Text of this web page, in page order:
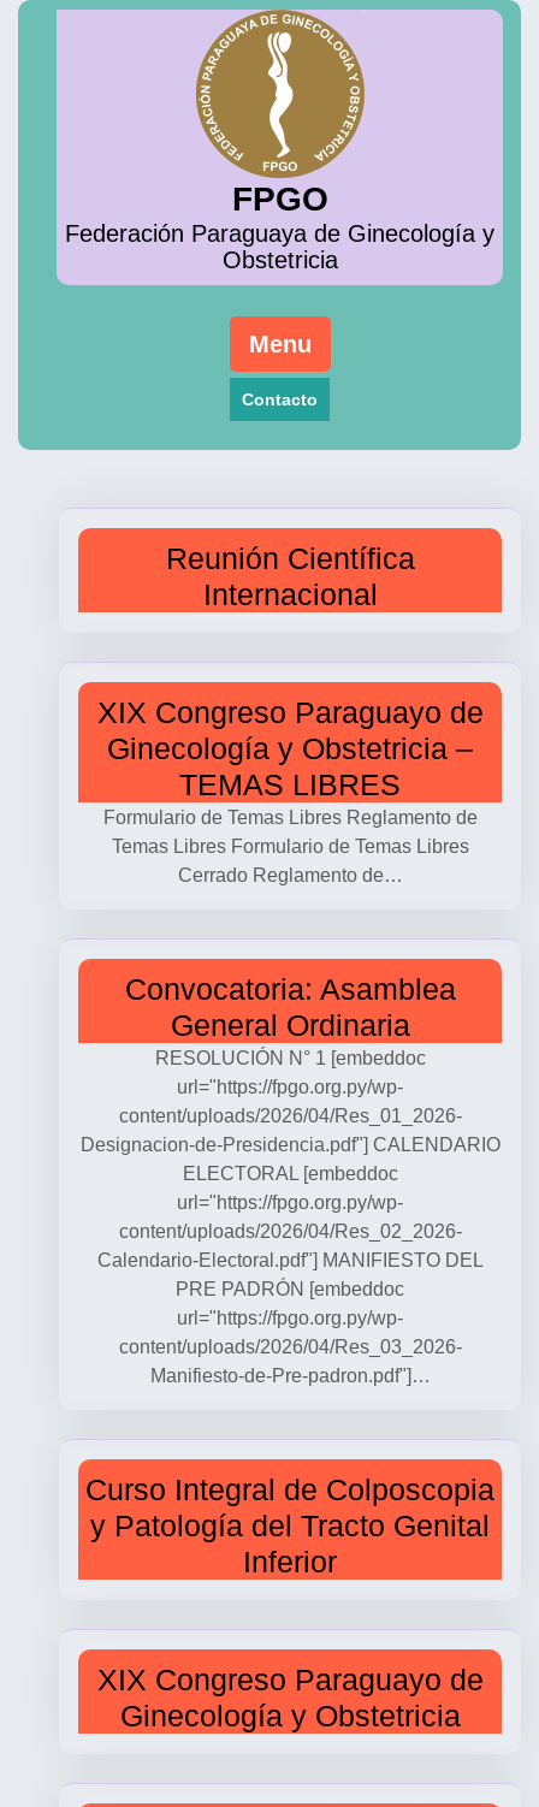
Skip
FPGO
Federación Paraguaya de Ginecología y
Obstetricia
Menu
Contacto
Reunión Científica
Internacional
XIX Congreso Paraguayo de
Ginecología y Obstetricia –
TEMAS LIBRES
Formulario de Temas Libres Reglamento de
Temas Libres Formulario de Temas Libres
Cerrado Reglamento de…
Convocatoria: Asamblea
General Ordinaria
RESOLUCIÓN N° 1 [embeddoc
url="https://fpgo.org.py/wp-
content/uploads/2026/04/Res_01_2026-
Designacion-de-Presidencia.pdf"] CALENDARIO
ELECTORAL [embeddoc
url="https://fpgo.org.py/wp-
content/uploads/2026/04/Res_02_2026-
Calendario-Electoral.pdf"] MANIFIESTO DEL
PRE PADRÓN [embeddoc
url="https://fpgo.org.py/wp-
content/uploads/2026/04/Res_03_2026-
Manifiesto-de-Pre-padron.pdf"]…
Curso Integral de Colposcopia
y Patología del Tracto Genital
Inferior
XIX Congreso Paraguayo de
Ginecología y Obstetricia